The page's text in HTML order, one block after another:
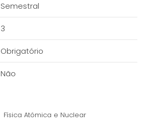
Semestral
3
Obrigatório
Não
Física Atómica e Nuclear